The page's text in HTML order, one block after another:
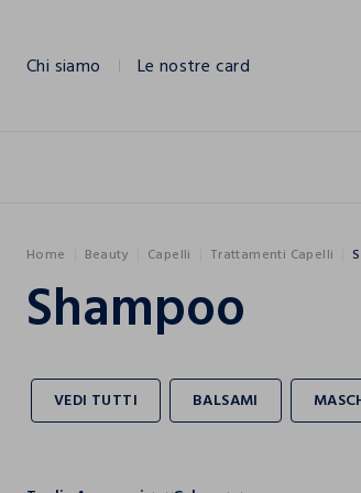
Chi siamo Le nostre card
Home Beauty Capelli Trattamenti Capelli
Shampoo